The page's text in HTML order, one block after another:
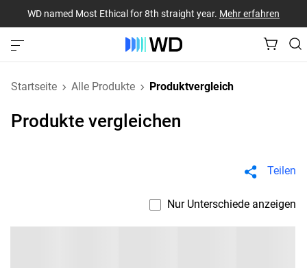
WD named Most Ethical for 8th straight year. Mehr erfahren
Startseite Alle Produkte Produktvergleich
Produkte vergleichen
Teilen
Nur Unterschiede anzeigen